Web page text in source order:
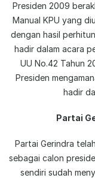
Presiden 2009
Manual KPU yang
dengan hasil
hadir dalam acara
UU No.42 Tahun
Presiden
hadir
Partai
Partai Gerindra
sebagai calon
sendiri sudah